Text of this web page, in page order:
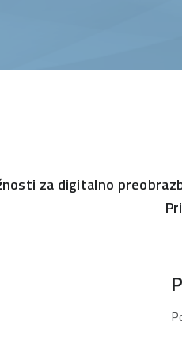
za digitalno